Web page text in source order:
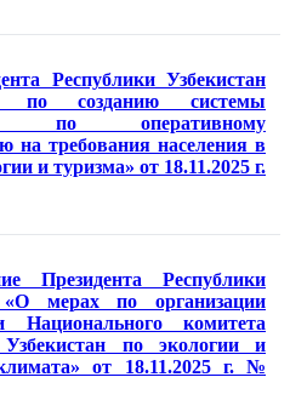
Республики Узбекистан
созданию системы
по оперативному
на требования населения в
и туризма» от 18.11.2025 г.
Президента Республики
«О мерах по организации
Национального комитета
Узбекистан по экологии и
от 18.11.2025 г. №